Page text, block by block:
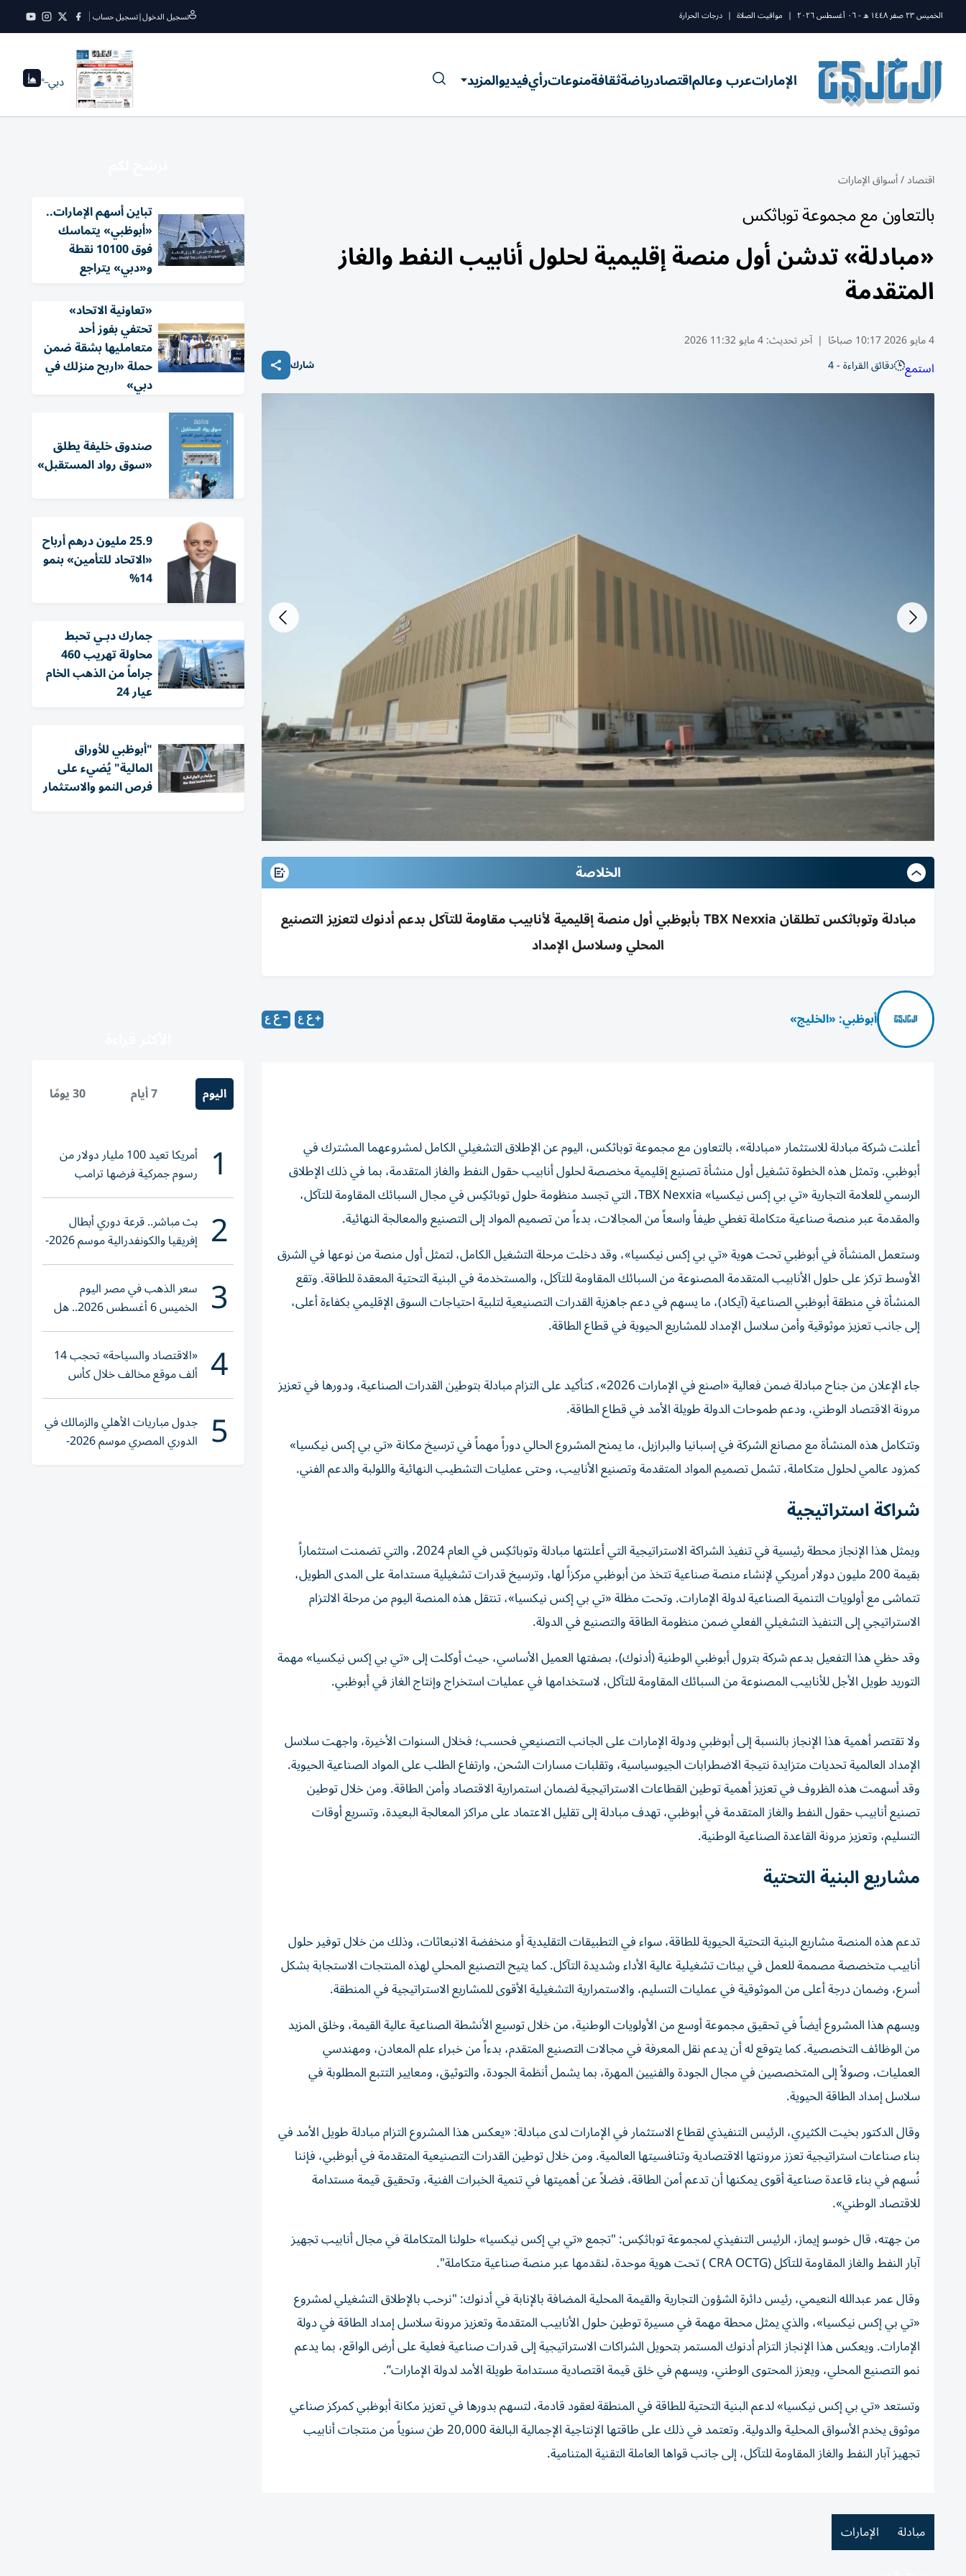
الخميس ٢٣ صفر ١٤٤٨ ه - ٠٦ أغسطس ٢٠٢٦ | مواقيت الصلاة | درجات الحرارة تسجيل الدخول|تسجيل حساب
الإماراتعرب وعالماقتصادرياضةثقافةمنوعاترأيفيديوالمزيد دبي--°
اقتصاد/أسواق الإمارات
بالتعاون مع مجموعة توباثكس
«مبادلة» تدشن أول منصة إقليمية لحلول أنابيب النفط والغاز
المتقدمة
4 مايو 2026 10:17 صباحًا | آخر تحديث:4 مايو 11:32 2026
استمع دقائق القراءة - 4 شارك
الخلاصة
مبادلة وتوباثكس تطلقان TBX Nexxia بأبوظبي أول منصة إقليمية لأنابيب مقاومة للتآكل بدعم أدنوك لتعزيز التصنيع
المحلي وسلاسل الإمداد
أبوظبي: «الخليج»
أعلنت شركة مبادلة للاستثمار «مبادلة»، بالتعاون مع مجموعة توباثكس، اليوم عن الإطلاق التشغيلي الكامل لمشروعهما المشترك في
أبوظبي. وتمثل هذه الخطوة تشغيل أول منشأة تصنيع إقليمية مخصصة لحلول أنابيب حقول النفط والغاز المتقدمة، بما في ذلك الإطلاق
الرسمي للعلامة التجارية «تي بي إكس نيكسيا» TBX Nexxia، التي تجسد منظومة حلول توباثكِس في مجال السبائك المقاومة للتآكل،
والمقدمة عبر منصة صناعية متكاملة تغطي طيفاً واسعاً من المجالات، بدءاً من تصميم المواد إلى التصنيع والمعالجة النهائية.
وستعمل المنشأة في أبوظبي تحت هوية«تي بي إكس نيكسيا»، وقد دخلت مرحلة التشغيل الكامل، لتمثل أول منصة من نوعها في الشرق
الأوسط تركز على حلول الأنابيب المتقدمة المصنوعة من السبائك المقاومة للتآكل، والمستخدمة في البنية التحتية المعقدة للطاقة. وتقع
المنشأة في منطقة أبوظبي الصناعية (آيكاد)، ما يسهم في دعم جاهزية القدرات التصنيعية لتلبية احتياجات السوق الإقليمي بكفاءة أعلى،
إلى جانب تعزيز موثوقية وأمن سلاسل الإمداد للمشاريع الحيوية في قطاع الطاقة.
جاء الإعلان من جناح مبادلة ضمن فعالية «اصنع في الإمارات 2026»، كتأكيد على التزام مبادلة بتوطين القدرات الصناعية، ودورها في تعزيز
مرونة الاقتصاد الوطني، ودعم طموحات الدولة طويلة الأمد في قطاع الطاقة.
وتتكامل هذه المنشأة مع مصانع الشركة في إسبانيا والبرازيل، ما يمنح المشروع الحالي دوراً مهماً في ترسيخ مكانة«تي بي إكس نيكسيا»
كمزود عالمي لحلول متكاملة، تشمل تصميم المواد المتقدمة وتصنيع الأنابيب، وحتى عمليات التشطيب النهائية واللولبة والدعم الفني.
شراكة استراتيجية
ويمثل هذا الإنجاز محطة رئيسية في تنفيذ الشراكة الاستراتيجية التي أعلنتها مبادلة وتوباثكِس في العام 2024، والتي تضمنت استثماراً
بقيمة 200 مليون دولار أمريكي لإنشاء منصة صناعية تتخذ من أبوظبي مركزاً لها، وترسيخ قدرات تشغيلية مستدامة على المدى الطويل،
تتماشى مع أولويات التنمية الصناعية لدولة الإمارات. وتحت مظلة«تي بي إكس نيكسيا»، تنتقل هذه المنصة اليوم من مرحلة الالتزام
الاستراتيجي إلى التنفيذ التشغيلي الفعلي ضمن منظومة الطاقة والتصنيع في الدولة.
وقد حظي هذا التفعيل بدعم شركة بترول أبوظبي الوطنية (أدنوك)، بصفتها العميل الأساسي، حيث أوكلت إلى«تي بي إكس نيكسيا»مهمة
التوريد طويل الأجل للأنابيب المصنوعة من السبائك المقاومة للتآكل، لاستخدامها في عمليات استخراج وإنتاج الغاز في أبوظبي.
ولا تقتصر أهمية هذا الإنجاز بالنسبة إلى أبوظبي ودولة الإمارات على الجانب التصنيعي فحسب؛ فخلال السنوات الأخيرة، واجهت سلاسل
الإمداد العالمية تحديات متزايدة نتيجة الاضطرابات الجيوسياسية، وتقلبات مسارات الشحن، وارتفاع الطلب على المواد الصناعية الحيوية.
وقد أسهمت هذه الظروف في تعزيز أهمية توطين القطاعات الاستراتيجية لضمان استمرارية الاقتصاد وأمن الطاقة. ومن خلال توطين
تصنيع أنابيب حقول النفط والغاز المتقدمة في أبوظبي، تهدف مبادلة إلى تقليل الاعتماد على مراكز المعالجة البعيدة، وتسريع أوقات
التسليم، وتعزيز مرونة القاعدة الصناعية الوطنية.
مشاريع البنية التحتية
تدعم هذه المنصة مشاريع البنية التحتية الحيوية للطاقة، سواء في التطبيقات التقليدية أو منخفضة الانبعاثات، وذلك من خلال توفير حلول
أنابيب متخصصة مصممة للعمل في بيئات تشغيلية عالية الأداء وشديدة التآكل. كما يتيح التصنيع المحلي لهذه المنتجات الاستجابة بشكل
أسرع، وضمان درجة أعلى من الموثوقية في عمليات التسليم، والاستمرارية التشغيلية الأقوى للمشاريع الاستراتيجية في المنطقة.
ويسهم هذا المشروع أيضاً في تحقيق مجموعة أوسع من الأولويات الوطنية، من خلال توسيع الأنشطة الصناعية عالية القيمة، وخلق المزيد
من الوظائف التخصصية. كما يتوقع له أن يدعم نقل المعرفة في مجالات التصنيع المتقدم، بدءاً من خبراء علم المعادن، ومهندسي
العمليات، وصولاً إلى المتخصصين في مجال الجودة والفنيين المهرة، بما يشمل أنظمة الجودة، والتوثيق، ومعايير التتبع المطلوبة في
سلاسل إمداد الطاقة الحيوية.
وقال الدكتور بخيت الكثيري، الرئيس التنفيذي لقطاع الاستثمار في الإمارات لدى مبادلة: «يعكس هذا المشروع التزام مبادلة طويل الأمد في
بناء صناعات استراتيجية تعزز مرونتها الاقتصادية وتنافسيتها العالمية. ومن خلال توطين القدرات التصنيعية المتقدمة في أبوظبي، فإننا
نُسهم في بناء قاعدة صناعية أقوى يمكنها أن تدعم أمن الطاقة، فضلاً عن أهميتها في تنمية الخبرات الفنية، وتحقيق قيمة مستدامة
للاقتصاد الوطني».
من جهته، قال خوسو إيماز، الرئيس التنفيذي لمجموعة توباثكِس: "تجمع«تي بي إكس نيكسيا»حلولنا المتكاملة في مجال أنابيب تجهيز
آبار النفط والغاز المقاومة للتآكل (CRA OCTG ) تحت هوية موحدة، لنقدمها عبر منصة صناعية متكاملة".
وقال عمر عبدالله النعيمي، رئيس دائرة الشؤون التجارية والقيمة المحلية المضافة بالإنابة في أدنوك: "نرحب بالإطلاق التشغيلي لمشروع
«تي بي إكس نيكسيا»، والذي يمثل محطة مهمة في مسيرة توطين حلول الأنابيب المتقدمة وتعزيز مرونة سلاسل إمداد الطاقة في دولة
الإمارات. ويعكس هذا الإنجاز التزام أدنوك المستمر بتحويل الشراكات الاستراتيجية إلى قدرات صناعية فعلية على أرض الواقع، بما يدعم
نمو التصنيع المحلي، ويعزز المحتوى الوطني، ويسهم في خلق قيمة اقتصادية مستدامة طويلة الأمد لدولة الإمارات”.
وتستعد«تي بي إكس نيكسيا»لدعم البنية التحتية للطاقة في المنطقة لعقود قادمة، لتسهم بدورها في تعزيز مكانة أبوظبي كمركز صناعي
موثوق يخدم الأسواق المحلية والدولية. وتعتمد في ذلك على طاقتها الإنتاجية الإجمالية البالغة 20,000 طن سنوياً من منتجات أنابيب
تجهيز آبار النفط والغاز المقاومة للتآكل، إلى جانب قواها العاملة التقنية المتنامية.
مبادلة الإمارات
تباين أسهم الإمارات..
«أبوظبي» يتماسك
فوق 10100 نقطة
و«دبي» يتراجع
«تعاونية الاتحاد»
تحتفي بفوز أحد
متعامليها بشقة ضمن
حملة «اربح منزلك في
دبي»
صندوق خليفة يطلق
«سوق رواد المستقبل»
25.9 مليون درهم أرباح
«الاتحاد للتأمين» بنمو
14%
جمارك دبـي تحبط
محاولة تهريب 460
جراماً من الذهب الخام
عيار 24
"أبوظبي للأوراق
المالية" يُضيء على
فرص النمو والاستثمار
اليوم 7 أيام 30 يومًا
1 أمريكا تعيد 100 مليار دولار من
رسوم جمركية فرضها ترامب
2 بث مباشر.. قرعة دوري أبطال
إفريقيا والكونفدرالية موسم 2026-
2027
3 سعر الذهب في مصر اليوم
الخميس 6 أغسطس 2026.. هل
تنوي الشراء؟
4 «الاقتصاد والسياحة» تحجب 14
ألف موقع مخالف خلال كأس
العالم 2026
5 جدول مباريات الأهلي والزمالك في
الدوري المصري موسم 2026-